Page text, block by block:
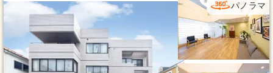
パノラマ